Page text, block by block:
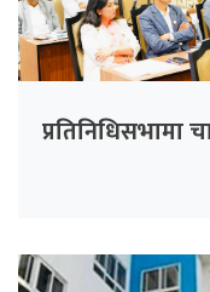
प्रतिनिधिसभामा